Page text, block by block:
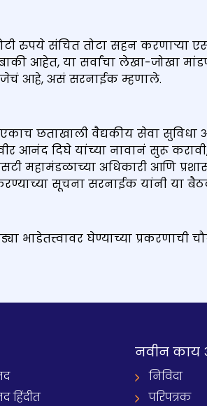
रुपये संचित तोटा सहन करणाऱ्या
आहेत, या सर्वांचा लेखा-जोखा
आहे, असं सरनाईक म्हणाले.
एकाच छताखाली वैद्यकीय सेवा
आनंद दिघे यांच्या नावानं सुरू
महामंडळाच्या अधिकारी आणि
सूचना सरनाईक यांनी या
भाडेतत्त्वावर घेण्याच्या
हिंदीत
नवीन काय
निविदा
परिपत्रक